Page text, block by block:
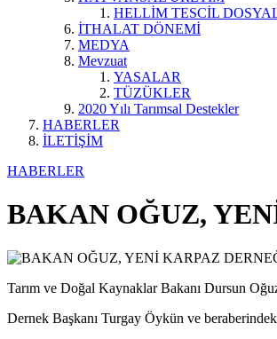
HELLİM TESCİL
İTHALAT DÖNEMİ
MEDYA
Mevzuat
YASALAR
TÜZÜKLER
2020 Yılı Tarımsal Destekler
HABERLER
İLETİŞİM
HABERLER
BAKAN OĞUZ,
Tarım ve Doğal Kaynaklar Bakanı Dursun
Dernek Başkanı Turgay Öykün ve